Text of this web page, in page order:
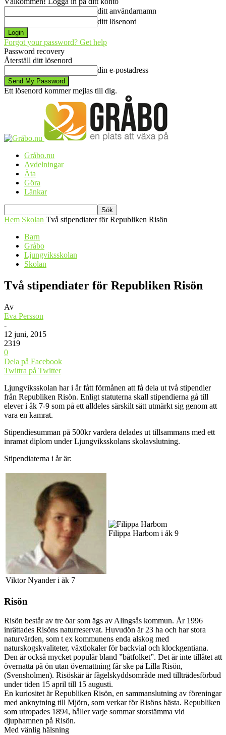
ditt användarnamn
ditt lösenord
Forgot your password? Get help
Password recovery
Återställ ditt lösenord
din e-postadress
Ett lösenord kommer mejlas till dig.
Gråbo.nu
Avdelningar
Äta
Göra
Länkar
Hem Skolan Två stipendiater för Republiken Risön
Barn
Gråbo
Ljungviksskolan
Skolan
Två stipendiater för Republiken Risön
Av
Eva Persson
-
12 juni, 2015
2319
0
Dela på Facebook
Twittra på Twitter
Ljungviksskolan har i år fått förmånen att få dela ut två stipendier
från Republiken Risön. Enligt statuterna skall stipendierna gå till
elever i åk 7-9 som på ett alldeles särskilt sätt utmärkt sig genom att
vara en kamrat.
Stipendiesumman på 500kr vardera delades ut tillsammans med ett
inramat diplom under Ljungviksskolans skolavslutning.
Stipendiaterna i år är:
Viktor Nyander i åk 7
Filippa Harbom i åk 9
Risön
Risön består av tre öar som ägs av Alingsås kommun. År 1996
inrättades Risöns naturreservat. Huvudön är 23 ha och har stora
naturvärden, som t ex kommunens enda alskog med
naturskogskvaliteter, växtlokaler för backvial och klockgentiana.
Den är också mycket populär bland ”båtfolket”. Det är inte tillåtet att
övernatta på ön utan övernattning får ske på Lilla Risön,
(Svensholmen). Risöskär är fågelskyddsområde med tillträdesförbud
under tiden 15 april till 15 augusti.
En kuriositet är Republiken Risön, en sammanslutning av föreningar
med anknytning till Mjörn, som verkar för Risöns bästa. Republiken
som utropades 1894, håller varje sommar storstämma vid
djuphamnen på Risön.
Med vänlig hälsning